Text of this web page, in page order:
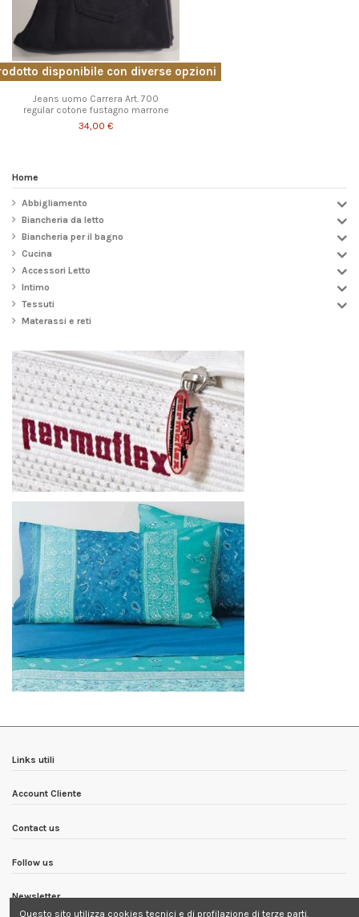
disponibile con diverse opzioni
Jeans uomo Carrera Art. 700
regular cotone fustagno marrone
34,00 €
Home
Abbigliamento
Biancheria da letto
Biancheria per il bagno
Cucina
Accessori Letto
Intimo
Tessuti
Materassi e reti
Links utili
Account Cliente
Contact us
Follow us
Newsletter
Questo sito utilizza cookies tecnici e di profilazione di terze parti.